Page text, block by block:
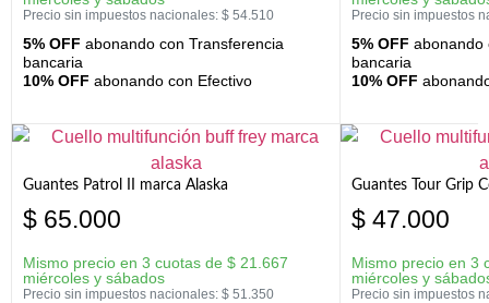
Precio sin impuestos nacionales: $ 54.510
5% OFF abonando con Transferencia
bancaria
10% OFF abonando con Efectivo
Precio sin impuestos
5% OFF abonando
bancaria
10% OFF
Guantes Patrol II marca Alaska
$ 65.000
Mismo precio en 3 cuotas de $ 21.667
miércoles y sábados
Precio sin impuestos nacionales: $ 51.350
Guantes Tour Grip
$ 47.000
Mismo precio en 3
miércoles y
Precio sin impuestos